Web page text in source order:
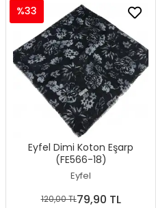
Eyfel Dimi Koton Eşarp
(FE566-18)
Eyfel
%33
120,00 TL79,90 TL